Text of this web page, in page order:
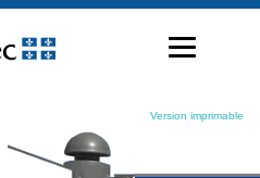
Version imprimable